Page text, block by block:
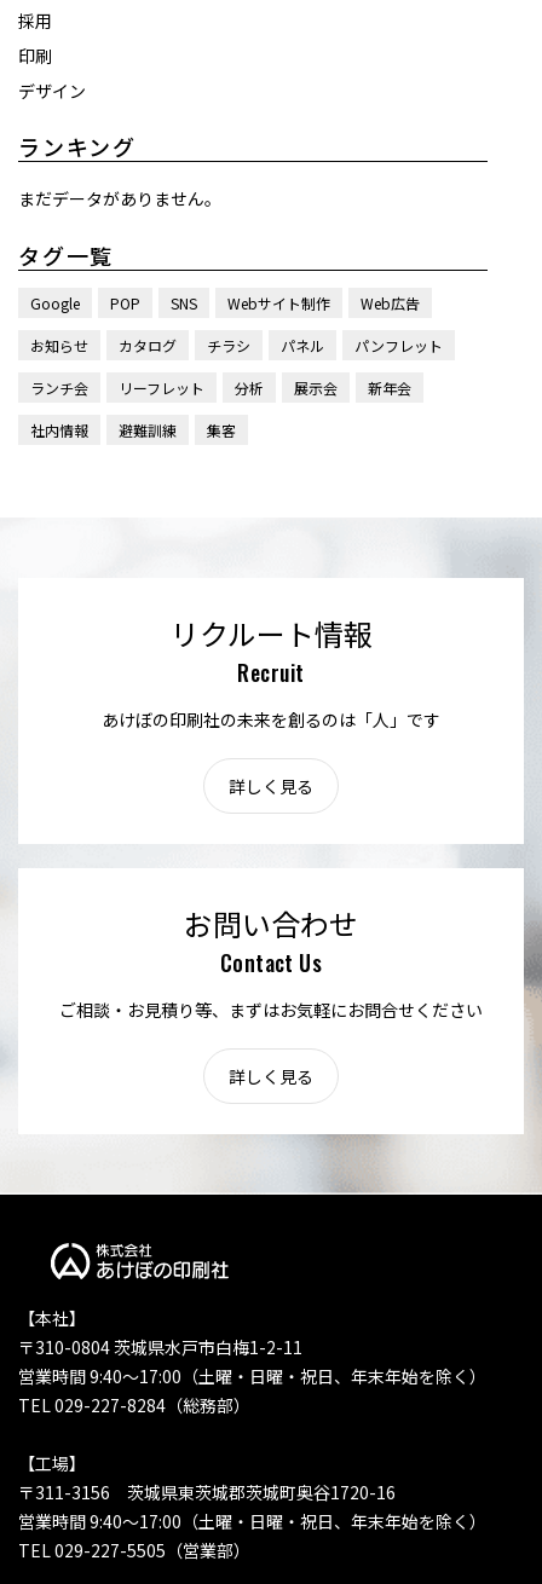
採用
印刷
デザイン
ランキング
まだデータがありません。
タグ一覧
Google POP SNS Webサイト制作 Web広告
お知らせ カタログ チラシ パネル パンフレット
ランチ会 リーフレット 分析 展示会 新年会
社内情報 避難訓練 集客
リクルート情報
Recruit
あけぼの印刷社の未来を創るのは「人」です
詳しく見る
お問い合わせ
Contact Us
ご相談・お見積り等、まずはお気軽にお問合せください
詳しく見る
【本社】
〒310-0804 茨城県水戸市白梅1-2-11
営業時間 9:40〜17:00（土曜・日曜・祝日、年末年始を除く）
TEL 029-227-8284（総務部）
【工場】
〒311-3156 茨城県東茨城郡茨城町奥谷1720-16
営業時間 9:40〜17:00（土曜・日曜・祝日、年末年始を除く）
TEL 029-227-5505（営業部）